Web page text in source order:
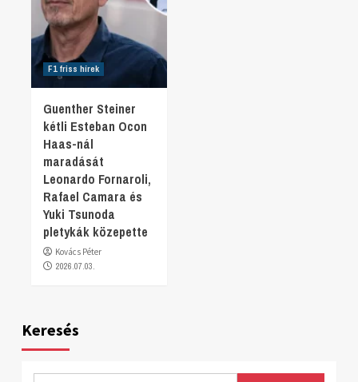
F1 friss hírek
Guenther Steiner
kétli Esteban Ocon
Haas-nál
maradását
Leonardo Fornaroli,
Rafael Camara és
Yuki Tsunoda
pletykák közepette
Kovács Péter
2026.07.03.
Keresés